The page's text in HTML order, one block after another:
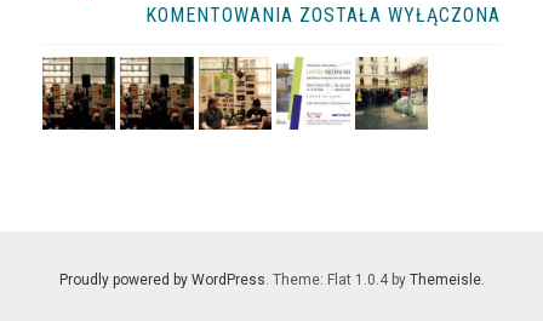
KOMENTOWANIA KRAJSKÁ
KNIHOVNA
W
ZOSTAŁA WYŁĄCZONA
Proudly powered by WordPress. Theme: Flat 1.0.4 by Themeisle.